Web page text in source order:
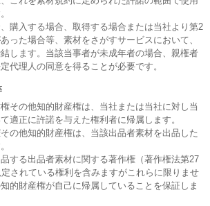
購入する場合、取得する場合または当社より第2
った場合等、素材をさがすサービスにおいて、
します。当該当事者が未成年者の場合、親権者
代理人の同意を得ることが必要です。
その他知的財産権は、当社または当社に対し当
適正に許諾を与えた権利者に帰属します。
の他知的財産権は、当該出品者素材を出品した
する出品者素材に関する著作権（著作権法第27
されている権利を含みますがこれらに限りませ
的財産権が自己に帰属していることを保証しま